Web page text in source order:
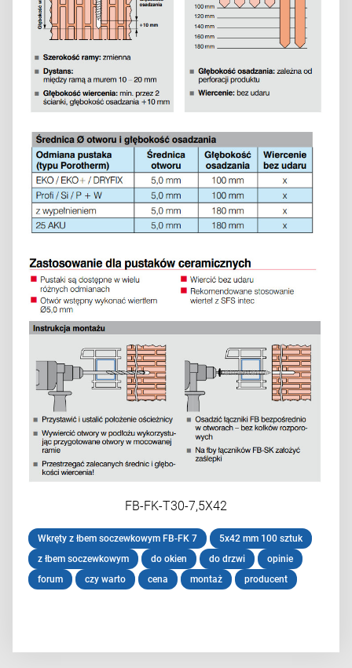
FB-FK-T30-7,5X42
Wkręty z łbem soczewkowym FB-FK 7
5x42 mm 100 sztuk
z łbem soczewkowym
do okien do drzwi
opinie
forum
czy warto cena montaż producent